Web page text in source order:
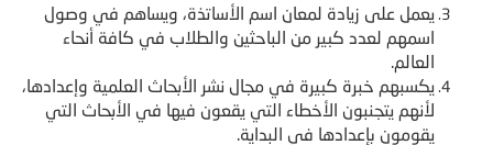
يعمل على زيادة لمعان اسم الأساتذة، ويساهم في وصول
اسمهم لعدد كبير من الباحثين والطلاب في كافة أنحاء
العالم.
يكسبهم خبرة كبيرة في مجال نشر الأبحاث العلمية وإعدادها،
لأنهم يتجنبون الأخطاء التي يقعون فيها في الأبحاث التي
يقومون بإعدادها في البداية.